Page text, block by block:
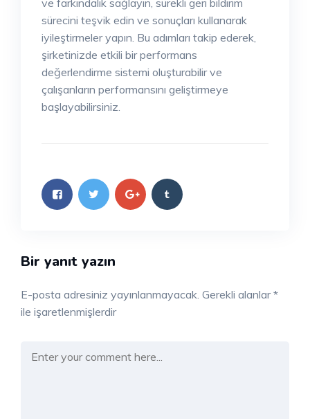
ve farkındalık sağlayın, sürekli geri bildirim
sürecini teşvik edin ve sonuçları kullanarak
iyileştirmeler yapın. Bu adımları takip ederek,
şirketinizde etkili bir performans
değerlendirme sistemi oluşturabilir ve
çalışanların performansını geliştirmeye
başlayabilirsiniz.
Bir yanıt yazın
E-posta adresiniz yayınlanmayacak. Gerekli alanlar*
ile işaretlenmişlerdir